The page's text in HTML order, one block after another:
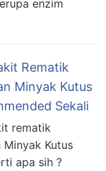
enzim
Rematik
Minyak Kutus
Sekali
rematik
Minyak Kutus
apa sih ?